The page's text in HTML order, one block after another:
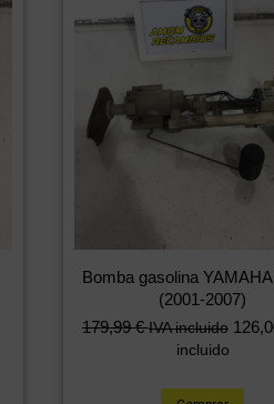
Bomba gasolina
(2001-2007)
179,99€ IVA incluido
incluido